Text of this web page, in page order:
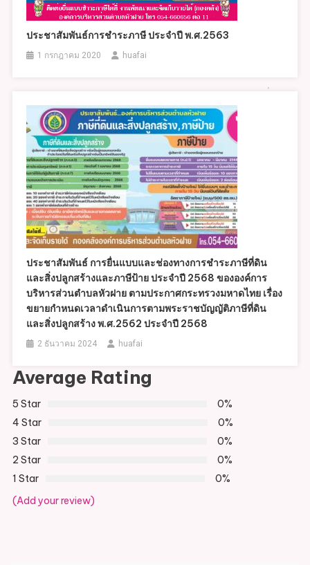
ประชาสัมพันธ์การชำระภาษี ประจำปี พ.ศ.2563
1 กรกฎาคม 2020 huafai
ประชาสัมพันธ์ การยื่นแบบและช่องทางการชำระภาษีที่ดิน
และสิ่งปลูกสร้างและภาษีป้าย ประจำปี 2568 ขององค์การ
บริหารส่วนตำบลหัวฝาย ตามประกาศกระทรวงมหาดไทย เรื่อง
ขยายกำหนดเวลาดำเนินการตามพระราชบัญญัติภาษีที่ดิน
และสิ่งปลูกสร้าง พ.ศ.2562 ประจำปี 2568
2 ธันวาคม 2024 huafai
Average Rating
5 Star
0%
4 Star
0%
3 Star
0%
2 Star
0%
1 Star
0%
(Add your review)